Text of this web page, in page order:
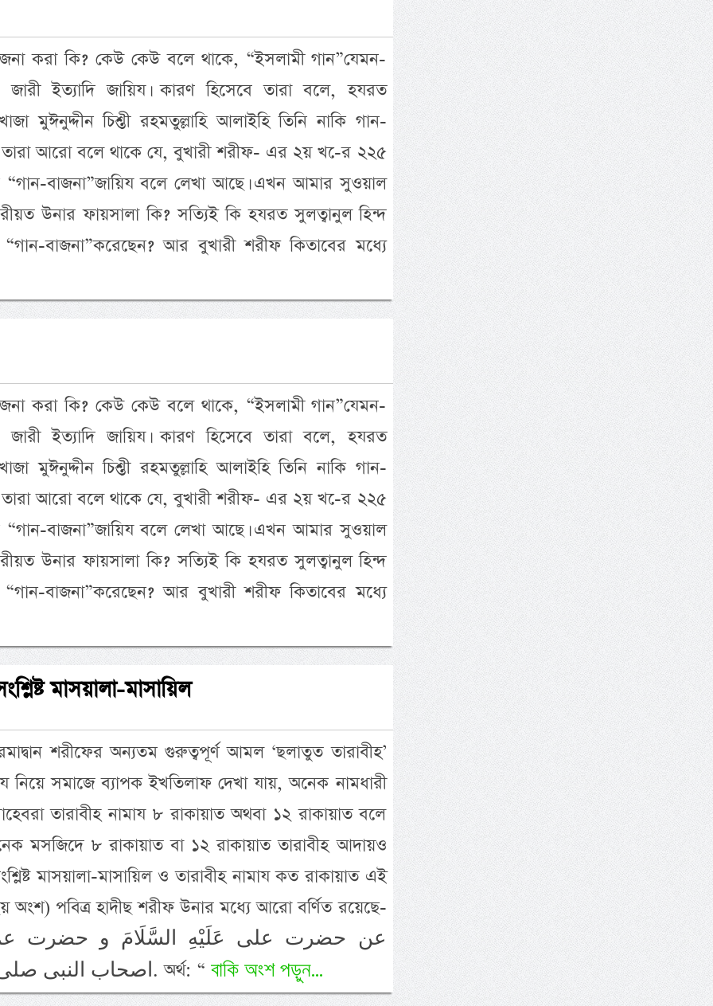
করা কি? কেউ কেউ বলে থাকে, “ইসলামী গান”যেমন-
জারী ইত্যাদি জায়িয। কারণ হিসেবে তারা বলে, হযরত
মুঈনুদ্দীন চিশ্তী রহমতুল্লাহি আলাইহি তিনি নাকি গান-
তারা আরো বলে থাকে যে, বুখারী শরীফ- এর ২য় খ-ের ২২৫
বাজনা”জায়িয বলে লেখা আছে। এখন আমার সুওয়াল
উনার ফায়সালা কি? সত্যিই কি হযরত সুলত্বানুল হিন্দ
“গান-বাজনা”করেছেন? আর বুখারী শরীফ কিতাবের মধ্যে
করা কি? কেউ কেউ বলে থাকে, “ইসলামী গান”যেমন-
জারী ইত্যাদি জায়িয। কারণ হিসেবে তারা বলে, হযরত
মুঈনুদ্দীন চিশ্তী রহমতুল্লাহি আলাইহি তিনি নাকি গান-
তারা আরো বলে থাকে যে, বুখারী শরীফ- এর ২য় খ-ের ২২৫
বাজনা”জায়িয বলে লেখা আছে। এখন আমার সুওয়াল
উনার ফায়সালা কি? সত্যিই কি হযরত সুলত্বানুল হিন্দ
“গান-বাজনা”করেছেন? আর বুখারী শরীফ কিতাবের মধ্যে
মাসয়ালা-মাসায়িল
শরীফের অন্যতম গুরুত্বপূর্ণ আমল ‘ছলাতুত তারাবীহ’
নিয়ে সমাজে ব্যাপক ইখতিলাফ দেখা যায়, অনেক নামধারী
তারাবীহ নামায ৮ রাকায়াত অথবা ১২ রাকায়াত বলে
মসজিদে ৮ রাকায়াত বা ১২ রাকায়াত তারাবীহ আদায়ও
মাসয়ালা-মাসায়িল ও তারাবীহ নামায কত রাকায়াত এই
অংশ) পবিত্র হাদীছ শরীফ উনার মধ্যে আরো বর্ণিত রয়েছে-
عن حضرت على عَلَيْهِ السَّلَامَ و حضرت
اصحاب النبى صلى الله عليه وسلم عشرين ركعة. অর্থ: “ বাকি অংশ পড়ুন...